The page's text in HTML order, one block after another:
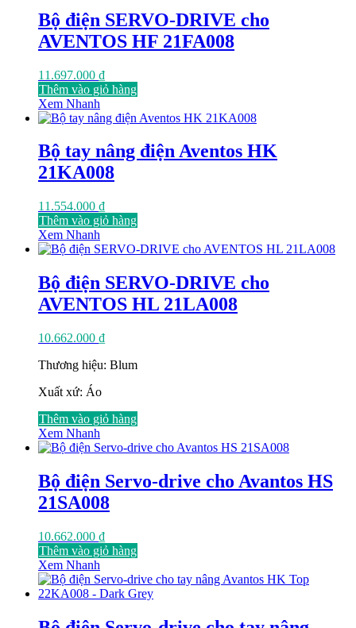
thấp
Bộ điện SERVO-DRIVE cho
AVENTOS HF 21FA008
11.697.000 ₫
Thêm vào giỏ hàng
Xem Nhanh
Bộ tay nâng điện Aventos HK
21KA008
11.554.000 ₫
Thêm vào giỏ hàng
Xem Nhanh
Bộ điện SERVO-DRIVE cho
AVENTOS HL 21LA008
10.662.000 ₫
Thương hiệu: Blum
Xuất xứ: Áo
Thêm vào giỏ hàng
Xem Nhanh
Bộ điện Servo-drive cho Avantos HS
21SA008
10.662.000 ₫
Thêm vào giỏ hàng
Xem Nhanh